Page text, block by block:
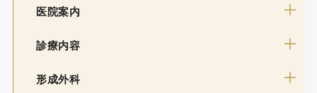
医院案内
診療内容
形成外科